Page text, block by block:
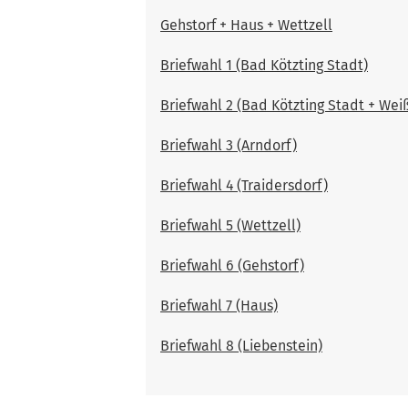
Gehstorf + Haus + Wettzell
Briefwahl 1 (Bad Kötzting Stadt)
Briefwahl 2 (Bad Kötzting Stadt +
Briefwahl 3 (Arndorf)
Briefwahl 4 (Traidersdorf)
Briefwahl 5 (Wettzell)
Briefwahl 6 (Gehstorf)
Briefwahl 7 (Haus)
Briefwahl 8 (Liebenstein)